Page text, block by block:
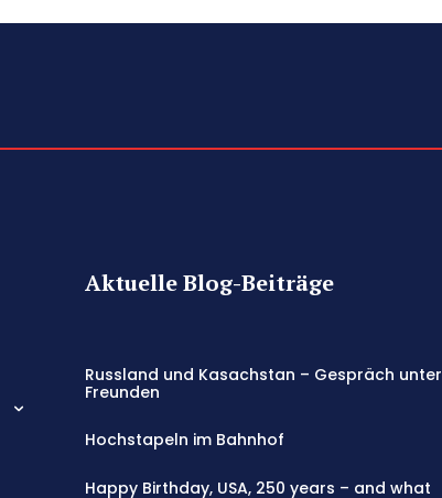
Aktuelle Blog-Beiträge
Russland und Kasachstan – Gespräch unter
Freunden
Hochstapeln im Bahnhof
Happy Birthday, USA, 250 years – and what